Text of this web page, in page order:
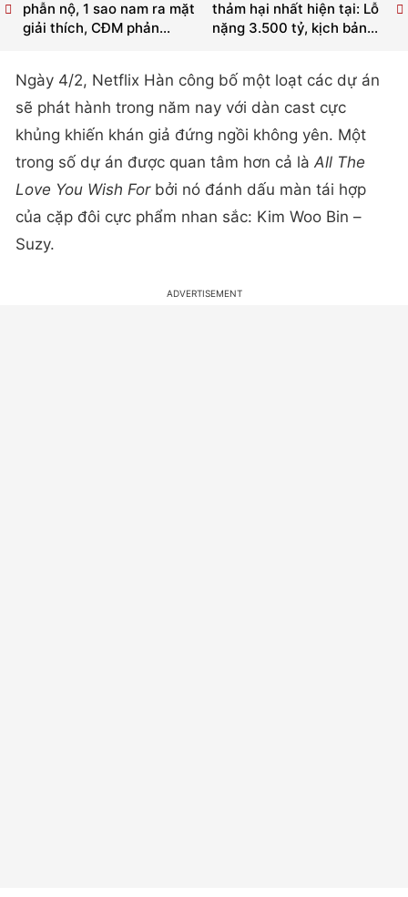
thảm hại nhất hiện tại: Lỗ
nặng 3.500 tỷ, kịch bản...
phẫn nộ, 1 sao nam ra mặt
giải thích, CĐM phản...
Ngày 4/2, Netflix Hàn công bố một loạt các dự án
sẽ phát hành trong năm nay với dàn cast cực
khủng khiến khán giả đứng ngồi không yên. Một
trong số dự án được quan tâm hơn cả là All The
Love You Wish Forbởi nó đánh dấu màn tái hợp
của cặp đôi cực phẩm nhan sắc: Kim Woo Bin –
Suzy.